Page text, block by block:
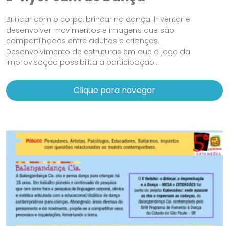
Brincar com o corpo, brincar na dança. Inventar e
desenvolver movimentos e imagens que são
compartilhados entre adultos e crianças.
Desenvolvimento de estruturas em que o jogo da
improvisação possibilita a participação...
Clique para navegar